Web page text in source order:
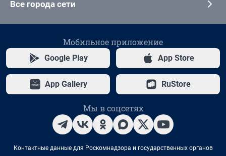
Все города сети
Мобильное приложение
Google Play App Store
App Gallery RuStore
Мы в соцсетях
Контактные данные для Роскомнадзора и государственных органов